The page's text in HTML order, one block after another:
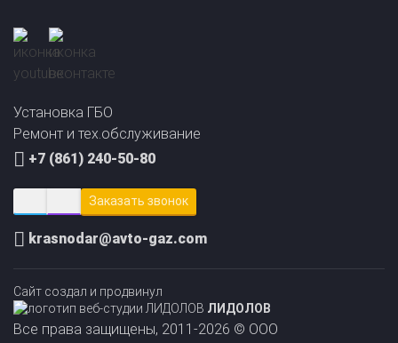
Прайс-лист на
установку ГБО
Онлайн подбор ГБО
за 2 минуты!
Установка ГБО
Ремонт и тех.обслуживание
+7 (861) 240-50-80
Заказать звонок
krasnodar@avto-gaz.com
Сайт создал и продвинул
ЛИДОЛОВ
Все права защищены, 2011-2026 © ООО